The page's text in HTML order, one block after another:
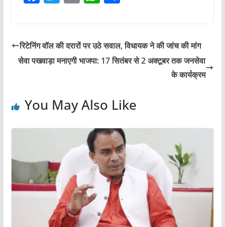
e
b
k
er l s
A
e
रिटेनिंग वॉल की दरारों पर उठे सवाल, विधायक ने की जांच की मांग
सेवा पखवाड़ा मनाएगी भाजपा: 17 सितंबर से 2 अक्टूबर तक जनसेवा
के कार्यक्रम
You May Also Like